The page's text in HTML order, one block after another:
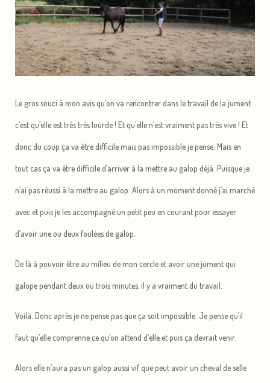
Le gros souci à mon avis qu’on va rencontrer dans le travail de la jument
c’est qu’elle est très très lourde ! Et qu’elle n’est vraiment pas très vive ! Et
donc du coup ça va être difficile mais pas impossible je pense. Mais en
tout cas ça va être difficile d’arriver à la mettre au galop déjà. Puisque je
n’ai pas réussi à la mettre au galop .Alors à un moment donné j’ai marché
avec et puis je les accompagné un petit peu en courant pour essayer
d’avoir une ou deux foulées de galop.
De là à pouvoir être au milieu de mon cercle et avoir une jument qui
galope pendant deux ou trois minutes, il y a vraiment du travail.
Voilà. Donc après je ne pense pas que ça soit impossible. Je pense qu’il
faut qu’elle comprenne ce qu’on attend d’elle et puis ça devrait venir.
Alors elle n’aura pas un galop aussi vif que peut avoir un cheval de selle